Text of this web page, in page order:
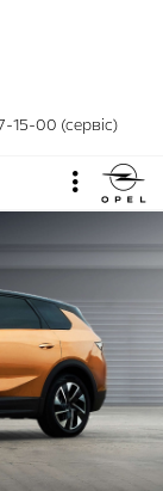
15-00 (сервіс)